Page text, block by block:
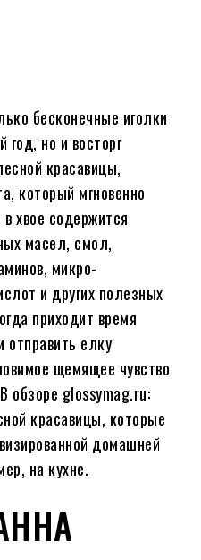
бесконечные иголки
год, но и восторг
красавицы,
который мгновенно
хвое содержится
масел, смол,
микро-
и других полезных
приходит время
отправить елку
щемящее чувство
обзоре glossymag.ru:
красавицы, которые
домашней
на кухне.